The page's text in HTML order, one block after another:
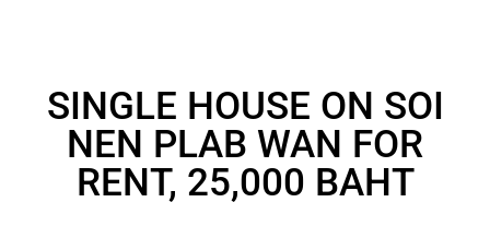
SINGLE HOUSE ON SOI
NEN PLAB WAN FOR
RENT, 25,000 BAHT